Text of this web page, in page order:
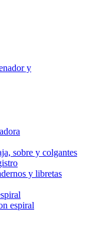
y
sobre y colgantes
y libretas
espiral